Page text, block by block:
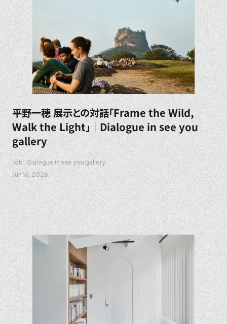
平野一穂 展示との対話「Frame the Wild,
Walk the Light」｜Dialogue in see you
gallery
Job
Dialogue in see you gallery
Jun 16. 2026